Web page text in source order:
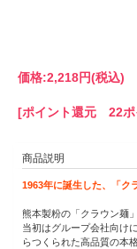
価格:2,218円(税込)
[ポイント還元 22ポ
商品説明
1963年に誕生した、「ク
熊本製粉の「クラウン麺
当初はグループ会社向け
らつくられた高品質の本